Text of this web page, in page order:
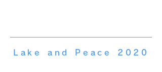
Lake and Peace 2020